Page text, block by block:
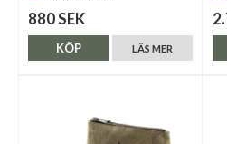
880 SEK
LÄS MER
KÖP